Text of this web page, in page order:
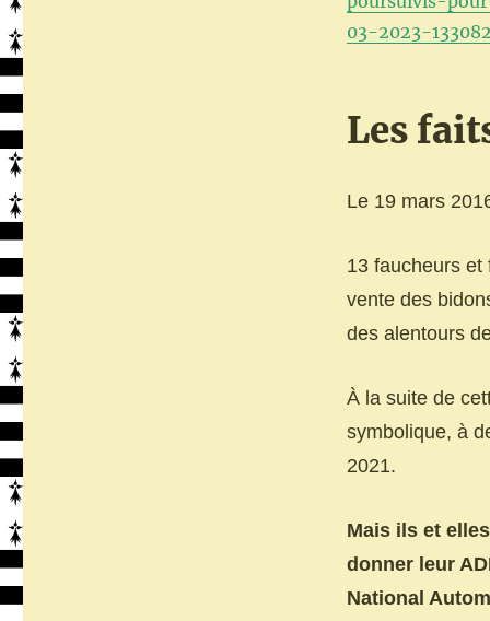
03-2023-
Les
Le 19 mars
13 faucheurs et
vente des
des alentours
À la suite de
symbolique, à
2021.
Mais ils et
donner leur
National